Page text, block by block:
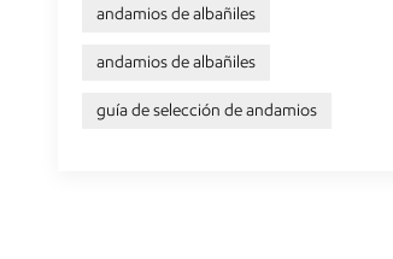
andamios de albañiles
andamios de albañiles
guía de selección de andamios